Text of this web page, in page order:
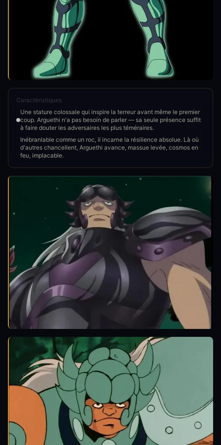
Caractéristiques
Une stature colossale qui inspire la terreur avant même le premier
coup. Arguethi n'a pas besoin de parler — sa seule présence suffit
à faire douter les adversaires les plus téméraires.
Inébranlable comme un roc, il incarne la résilience absolue. Là où
d'autres chancellent, Arguethi avance, massue levée, cosmos en
feu, implacable.